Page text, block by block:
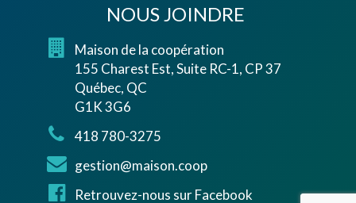
NOUS JOINDRE
Maison de la coopération
155 Charest Est, Suite RC-1, CP 37
Québec, QC
G1K 3G6
418 780-3275
gestion@maison.coop
Retrouvez-nous sur Facebook